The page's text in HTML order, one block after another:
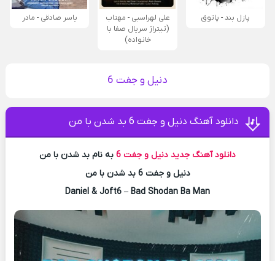
پازل بند - پاتوق
علی لهراسبی - مهتاب
(تیتراژ سریال صفا با
خانواده)
یاسر صادقی - مادر
دنیل و جفت 6
دانلود آهنگ دنیل و جفت 6 بد شدن با من
دانلود آهنگ جدید دنیل و جفت 6
به نام بد شدن با من
دنیل و جفت 6 بد شدن با من
Daniel & Joft6 – Bad Shodan Ba Man